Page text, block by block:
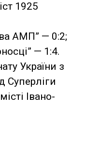
1925
АМП” — 0:2;
— 1:4.
України з
Суперліги
Івано-